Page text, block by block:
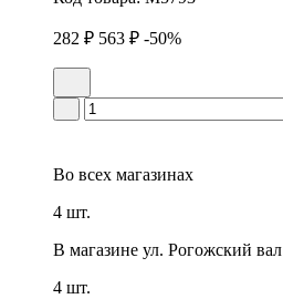
282 ₽ 563 ₽ -50%
Во всех магазинах
4 шт.
В магазине ул. Рогожский вал
4 шт.